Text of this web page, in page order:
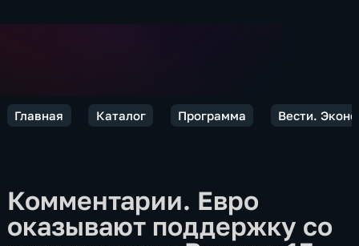
Главная Каталог Программа Вести.
Комментарии. Евро
оказывают поддержку со